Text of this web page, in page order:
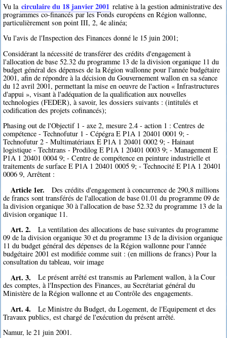
Vu la circulaire du 18 janvier 2001 relative à la gestion administrative des
programmes co-financés par les Fonds européens en Région wallonne,
particulièrement son point III, 2, 4e alinéa;
Vu l'avis de l'Inspection des Finances donné le 15 juin 2001;
Considérant la nécessité de transférer des crédits d'engagement à
l'allocation de base 52.32 du programme 13 de la division organique 11 du
budget général des dépenses de la Région wallonne pour l'année budgétaire
2001, afin de répondre à la décision du Gouvernement wallon en sa séance
du 12 avril 2001, permettant la mise en oeuvre de l'action « Infrastructures
d'appui », visant à l'adéquation de la qualification aux nouvelles
technologies (FEDER), à savoir, les dossiers suivants : (intitulés et
codification des projets cofinancés);
Phasing out de l'Objectif 1 - axe 2, mesure 2.4 - action 1 : Centres de
compétence - Technofutur 1 - Cépégra E P1A 1 20401 0001 9; -
Technofutur 2 - Multimatériaux E P1A 1 20401 0002 9; - Hainaut
logistique - Techtrans - Prodilog E P1A 1 20401 0003 9; - Management E
P1A 1 20401 0004 9; - Centre de compétence en peinture industrielle et
traitements de surface E P1A 1 20401 0005 9; - Technocité E P1A 1 20401
0006 9, Arrêtent :
Article 1er.
Des crédits d'engagement à concurrence de 290,8 millions
de francs sont transférés de l'allocation de base 01.01 du programme 09 de
la division organique 30 à l'allocation de base 52.32 du programme 13 de la
division organique 11.
Art. 2.
La ventilation des allocations de base suivantes du programme
09 de la division organique 30 et du programme 13 de la division organique
11 du budget général des dépenses de la Région wallonne pour l'année
budgétaire 2001 est modifiée comme suit : (en millions de francs) Pour la
consultation du tableau, voir image
Art. 3.
Le présent arrêté est transmis au Parlement wallon, à la Cour
des comptes, à l'Inspection des Finances, au Secrétariat général du
Ministère de la Région wallonne et au Contrôle des engagements.
Art. 4.
Le Ministre du Budget, du Logement, de l'Equipement et des
Travaux publics, est chargé de l'exécution du présent arrêté.
Namur, le 21 juin 2001.